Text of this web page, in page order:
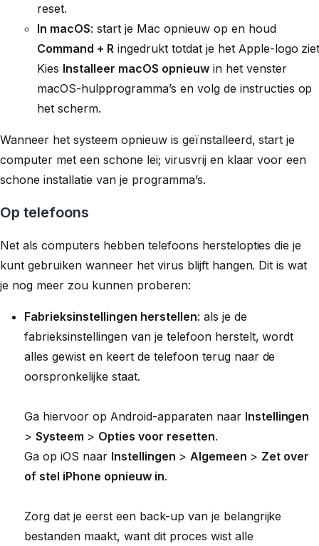
reset.
In macOS: start je Mac opnieuw op en houd
Command + R ingedrukt totdat je het Apple-logo
Kies Installeer macOS opnieuwin het venster
macOS-hulpprogramma’s en volg de instructies op
het scherm.
Wanneer het systeem opnieuw is geïnstalleerd, start je
computer met een schone lei; virusvrij en klaar voor een
schone installatie van je programma’s.
Op telefoons
Net als computers hebben telefoons herstelopties die je
kunt gebruiken wanneer het virus blijft hangen. Dit is wat
je nog meer zou kunnen proberen:
Fabrieksinstellingen herstellen: als je de
fabrieksinstellingen van je telefoon herstelt, wordt
alles gewist en keert de telefoon terug naar de
oorspronkelijke staat.
Ga hiervoor op Android-apparaten naar Instellingen
> Systeem > Opties voor resetten.
Ga op iOS naar Instellingen > Algemeen > Zet over
of stel iPhone opnieuw in.
Zorg dat je eerst een back-up van je belangrijke
bestanden maakt, want dit proces wist alle